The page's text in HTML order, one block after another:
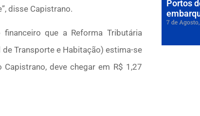
disse Capistrano.
que a Reforma Tributária
Transporte e Habitação) estima-se
deve chegar em R$ 1,27
Portos
7 de